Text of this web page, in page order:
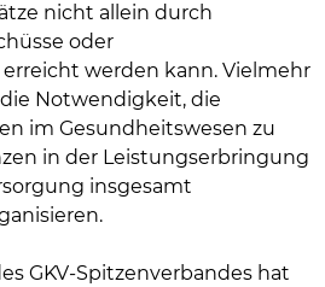
nicht allein durch
oder
werden kann. Vielmehr
Notwendigkeit, die
im Gesundheitswesen zu
in der Leistungserbringung
insgesamt
GKV-Spitzenverbandes hat